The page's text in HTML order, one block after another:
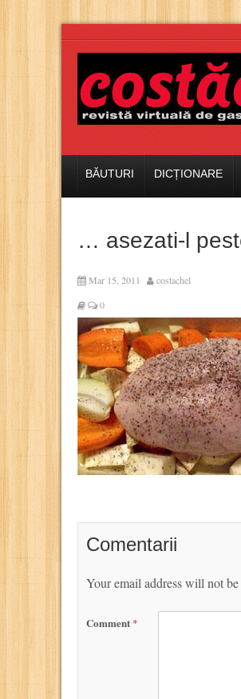
BĂUTURI DICȚIONARE
… asezati-l
Mar 15, 2011
costachel
0
Comentarii
Your email address will not
Comment *